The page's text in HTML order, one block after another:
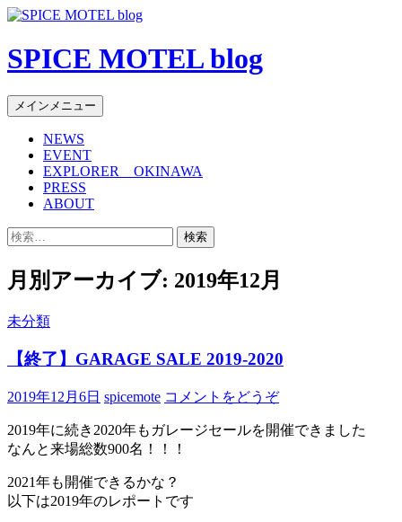
SPICE MOTEL blog
検
索
メインメニュー コ
ツ
NEWS
EVENT
EXPLORER OKINAWA
PRESS
ABOUT
検
月別アーカイブ: 2019年12月
未分類
【終了】GARAGE SALE 2019-2020
2019年12月6日 spicemote コメントをどうぞ
2019年に続き2020年もガレージセールを開催できました
なんと来場総数900名！！！
2021年も開催できるかな？
以下は2019年のレポートです